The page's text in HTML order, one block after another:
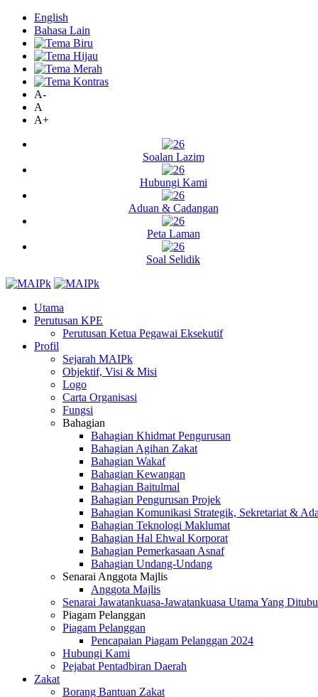
English
Bahasa Lain
A-
A
A+
Soalan Lazim
Hubungi Kami
Aduan & Cadangan
Peta Laman
Soal Selidik
Utama
Perutusan KPE
Perutusan Ketua Pegawai Eksekutif
Profil
Sejarah MAIPk
Objektif, Visi & Misi
Logo
Carta Organisasi
Fungsi
Bahagian
Bahagian Khidmat Pengurusan
Bahagian Agihan Zakat
Bahagian Wakaf
Bahagian Kewangan
Bahagian Baitulmal
Bahagian Pengurusan Projek
Bahagian Komunikasi Strategik, Sekretariat &
Bahagian Teknologi Maklumat
Bahagian Hal Ehwal Korporat
Bahagian Pemerkasaan Asnaf
Bahagian Undang-Undang
Senarai Anggota Majlis
Anggota Majlis
Senarai Jawatankuasa-Jawatankuasa Utama Yang
Piagam Pelanggan
Piagam Pelanggan
Pencapaian Piagam Pelanggan 2024
Hubungi Kami
Pejabat Pentadbiran Daerah
Zakat
Borang Bantuan Zakat